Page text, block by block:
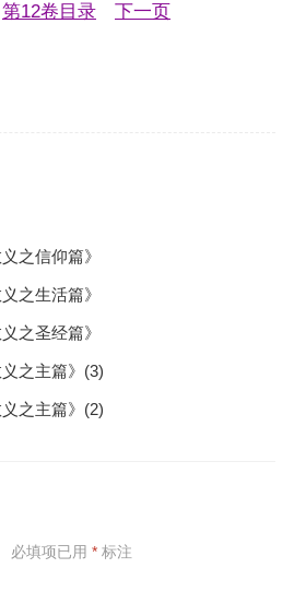
第12卷目录 下一页
之信仰篇》
之生活篇》
之圣经篇》
之主篇》(3)
之主篇》(2)
必填项已用 *标注